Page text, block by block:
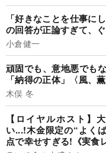
「好きなことを仕事に
の回答が正論すぎて、
小倉健一
頑固でも、意地悪でも
「納得の正体」〈風、
木俣 冬
【ロイヤルホスト】
い...!木金限定の“よく
点で幸せすぎる!《実食